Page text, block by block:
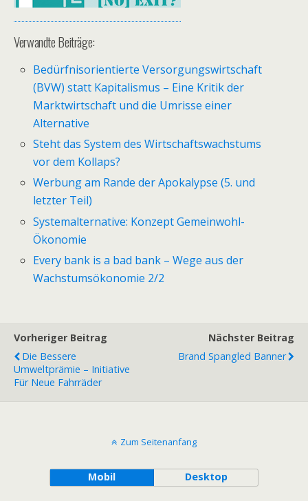
Verwandte Beiträge:
Bedürfnisorientierte Versorgungswirtschaft
(BVW) statt Kapitalismus – Eine Kritik der
Marktwirtschaft und die Umrisse einer
Alternative
Steht das System des Wirtschaftswachstums
vor dem Kollaps?
Werbung am Rande der Apokalypse (5. und
letzter Teil)
Systemalternative: Konzept Gemeinwohl-
Ökonomie
Every bank is a bad bank – Wege aus der
Wachstumsökonomie 2/2
Vorheriger Beitrag
Die Bessere
Umweltprämie – Initiative
Für Neue Fahrräder
Nächster Beitrag
Brand Spangled Banner
Zum Seitenanfang
Mobil Desktop